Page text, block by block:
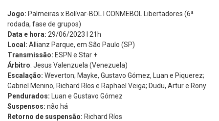
Jogo: Palmeiras x Bolívar-BOL l CONMEBOL Libertadores (6ª
rodada, fase de grupos)
Data e hora: 29/06/2023 l 21h
Local: Allianz Parque, em São Paulo (SP)
Transmissão: ESPN e Star +
Árbitro: Jesus Valenzuela (Venezuela)
Escalação: Weverton; Mayke, Gustavo Gómez, Luan e Piquerez;
Gabriel Menino, Richard Ríos e Raphael Veiga; Dudu, Artur e Rony
Pendurados:
Luan e Gustavo Gómez
Suspensos: não há
Retorno de suspensão: Richard Ríos